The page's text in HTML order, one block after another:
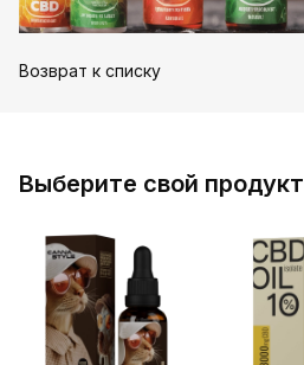
Возврат к списку
Выберите свой продукт